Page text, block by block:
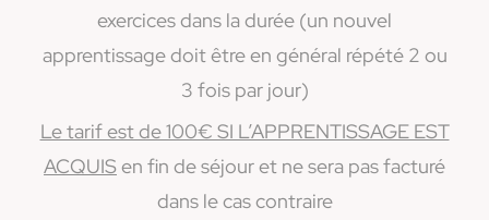
exercices dans la durée (un nouvel
apprentissage doit être en général répété 2 ou
3 fois par jour)
Le tarif est de 100€ SI L’APPRENTISSAGE EST
ACQUISen fin de séjour et ne sera pas facturé
dans le cas contraire